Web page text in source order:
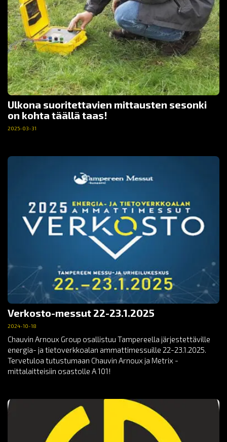
Ulkona suoritettavien mittausten sesonki
on kohta täällä taas!
2025-03-31
Verkosto-messut 22-23.1.2025
2024-10-18
Chauvin Arnoux Group osallistuu Tampereella järjestettäville
energia- ja tietoverkkoalan ammattimessuille 22-23.1.2025.
Tervetuloa tutustumaan Chauvin Arnoux ja Metrix -
mittalaitteisiin osastolle A 101!